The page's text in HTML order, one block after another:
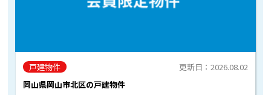
戸建物件
岡山県岡山市北区の戸建物件
更新日：2026.08.02